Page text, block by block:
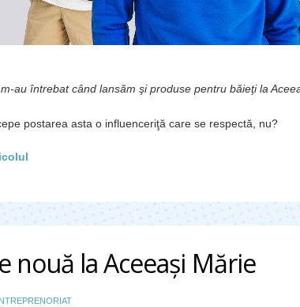
au întrebat când lansăm şi produse pentru băieţi la
postarea asta o influenceriţă care se respectă, nu?
nouă la Aceeaşi Mărie